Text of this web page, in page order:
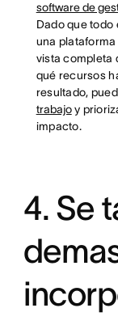
software de
Dado que todo
una
vista completa
qué recursos
resultado,
trabajoy
impacto.
4. Se